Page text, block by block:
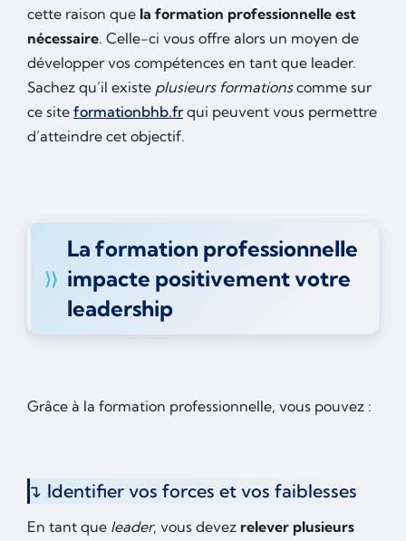
cette raison que la formation professionnelle est
nécessaire. Celle-ci vous offre alors un moyen de
développer vos compétences en tant que leader.
Sachez qu’il existe plusieurs formationscomme sur
ce site formationbhb.frqui peuvent vous permettre
d’atteindre cet objectif.
La formation professionnelle
impacte positivement votre
leadership
Grâce à la formation professionnelle, vous pouvez :
Identifier vos forces et vos faiblesses
En tant que leader, vous devez relever plusieurs